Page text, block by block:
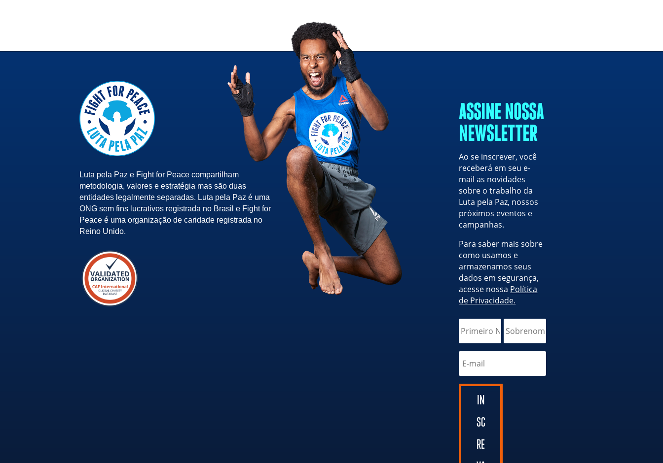
Luta pela Paz e Fight for Peace compartilham
metodologia, valores e estratégia mas são duas
entidades legalmente separadas. Luta pela Paz é uma
ONG sem fins lucrativos registrada no Brasil e Fight for
Peace é uma organização de caridade registrada no
Reino Unido.
ASSINE NOSSA
NEWSLETTER
Ao se inscrever, você
receberá em seu e-
mail as novidades
sobre o trabalho da
Luta pela Paz, nossos
próximos eventos e
campanhas.
Para saber mais sobre
como usamos e
armazenamos seus
dados em segurança,
acesse nossa Política
de Privacidade.
IN
SC
RE